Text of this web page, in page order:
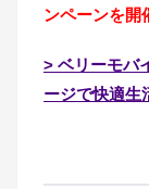
ンペーンを開
> ベリーモバ
ージで快適生